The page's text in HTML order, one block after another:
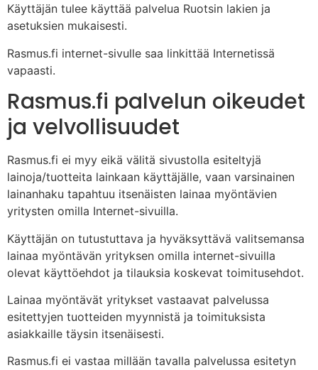
Käyttäjän tulee käyttää palvelua Ruotsin lakien ja
asetuksien mukaisesti.
Rasmus.fi internet-sivulle saa linkittää Internetissä
vapaasti.
Rasmus.fi palvelun oikeudet
ja velvollisuudet
Rasmus.fi ei myy eikä välitä sivustolla esiteltyjä
lainoja/tuotteita lainkaan käyttäjälle, vaan varsinainen
lainanhaku tapahtuu itsenäisten lainaa myöntävien
yritysten omilla Internet-sivuilla.
Käyttäjän on tutustuttava ja hyväksyttävä valitsemansa
lainaa myöntävän yrityksen omilla internet-sivuilla
olevat käyttöehdot ja tilauksia koskevat toimitusehdot.
Lainaa myöntävät yritykset vastaavat palvelussa
esitettyjen tuotteiden myynnistä ja toimituksista
asiakkaille täysin itsenäisesti.
Rasmus.fi ei vastaa millään tavalla palvelussa esitetyn